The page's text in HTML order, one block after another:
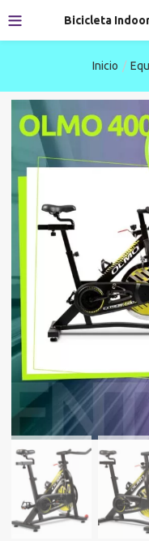
Bicicleta
Inicio
-20%